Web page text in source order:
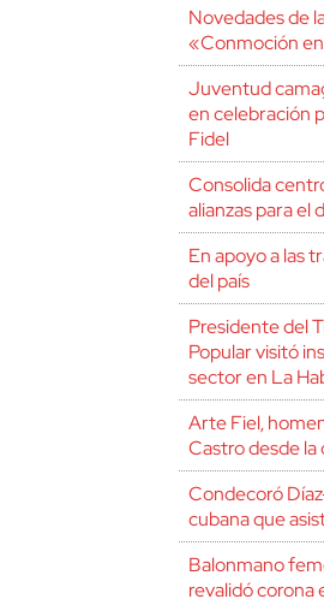
Novedades de
«Conmoción
Juventud
en celebración
Fidel
Consolida
alianzas para el
En apoyo a las
del país
Presidente del
Popular visitó
sector en La
Arte Fiel,
Castro desde la
Condecoró
cubana que
Balonmano
revalidó corona